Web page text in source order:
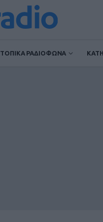
ΤΟΠΙΚΑ ΡΑΔΙΟΦΩΝΑ